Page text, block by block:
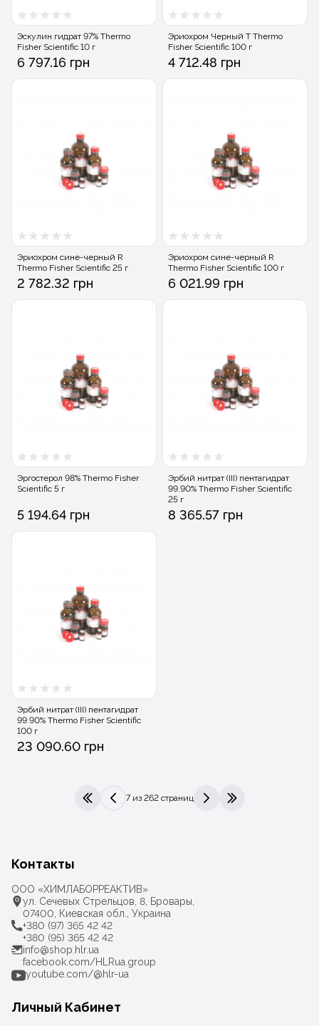
Эскулин гидрат 97% Thermo
Fisher Scientific 10 г
6 797.16 грн
Эриохром Черный T Thermo
Fisher Scientific 100 г
4 712.48 грн
Эриохром cине-черный R
Thermo Fisher Scientific 25 г
2 782.32 грн
Эриохром cине-черный R
Thermo Fisher Scientific 100 г
6 021.99 грн
Эргостерол 98% Thermo Fisher
Scientific 5 г
5 194.64 грн
Эрбий нитрат (III) пентагидрат
99.90% Thermo Fisher Scientific
25 г
8 365.57 грн
Эрбий нитрат (III) пентагидрат
99.90% Thermo Fisher Scientific
100 г
23 090.60 грн
|< <
7 из 262 страниц
> >|
Контакты
ООО «ХИМЛАБОРРЕАКТИВ»
ул. Сечевых Стрельцов, 8, Бровары,
07400, Киевская обл., Украина
+380 (97) 365 42 42
+380 (95) 365 42 42
info@shop.hlr.ua
facebook.com/HLRua.group
youtube.com/@hlr-ua
Личный Кабинет